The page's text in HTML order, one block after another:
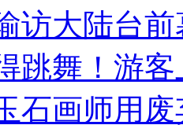
访大陆台
跳舞！游客
石画师用